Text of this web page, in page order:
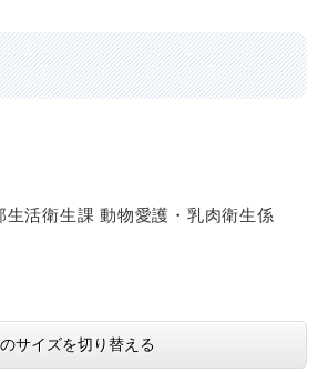
生活衛生課 動物愛護・乳肉衛生係
サイズを切り替える